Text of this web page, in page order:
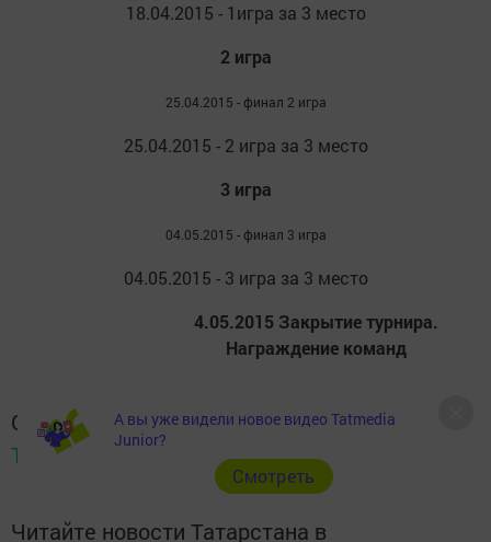
18.04.2015 - 1игра за 3 место
2 игра
25.04.2015 - финал 2 игра
25.04.2015 - 2 игра за 3 место
3 игра
04.05.2015 - финал 3 игра
04.05.2015 - 3 игра за 3 место
4.05.2015 Закрытие турнира.
Награждение команд
Следите за самым важным и интересным в
Telegram-канале
Татмедиа
Читайте новости Татарстана в
А вы уже видели новое видео Tatmedia
Junior?
Cмотреть